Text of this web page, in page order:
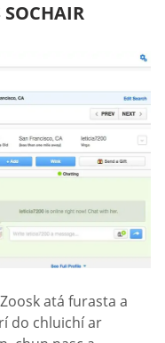
SOCHAIR
atá furasta a
do chluichí ar